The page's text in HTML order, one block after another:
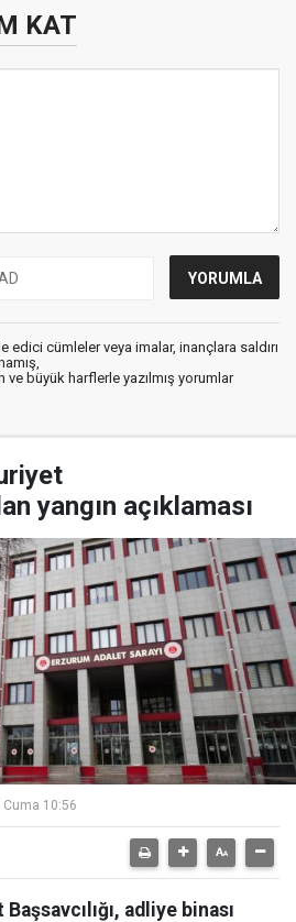
KAT
edici cümleler veya imalar, inançlara saldırı
ve büyük harflerle yazılmış yorumlar
yangın açıklaması
10:56
adliye binası